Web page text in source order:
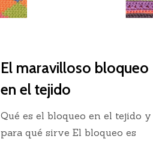
El maravilloso bloqueo
en el tejido
Qué es el bloqueo en el tejido y
para qué sirve El bloqueo es